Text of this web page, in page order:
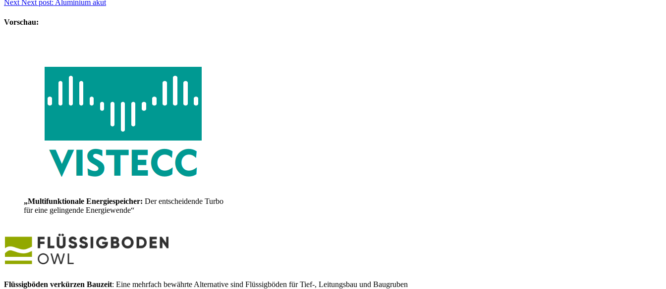
Next Next post: Aluminium akut
Vorschau:
„Multifunktionale Energiespeicher: Der entscheidende Turbo
für eine gelingende Energiewende“
Flüssigböden verkürzen Bauzeit: Eine mehrfach bewährte Alternative sind Flüssigböden für Tief-, Leitungsbau und Baugruben